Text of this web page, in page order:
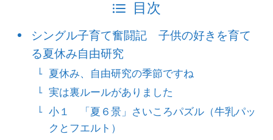
目次
シングル子育て奮闘記 子供の好きを育て
る夏休み自由研究
夏休み、自由研究の季節ですね
実は裏ルールがありました
小１ 「夏６景」さいころパズル（牛乳パッ
クとフエルト）